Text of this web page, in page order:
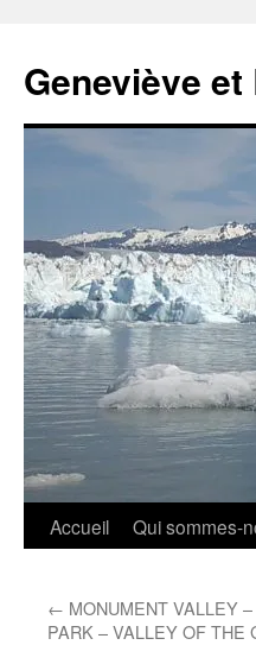
Geneviève
Aller
contenu
Accueil Qui sommes-
← MONUMENT VALLEY
PARK – VALLEY OF THE